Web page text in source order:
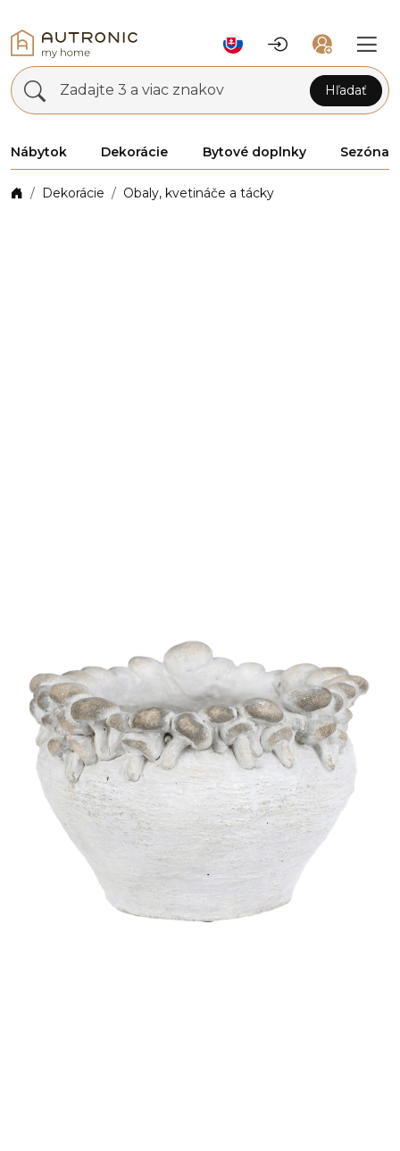
Zadajte 3 a viac znakov Hľadať
Nábytok Dekorácie Bytové doplnky Sezóna
Dekorácie Obaly, kvetináče a tácky